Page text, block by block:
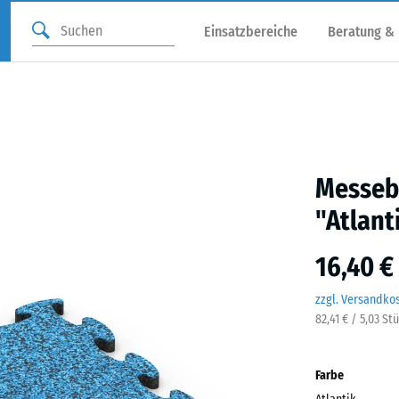
Einsatzbereiche Beratung &
16,40
zzgl.
82,41 € / 5,03
Farbe